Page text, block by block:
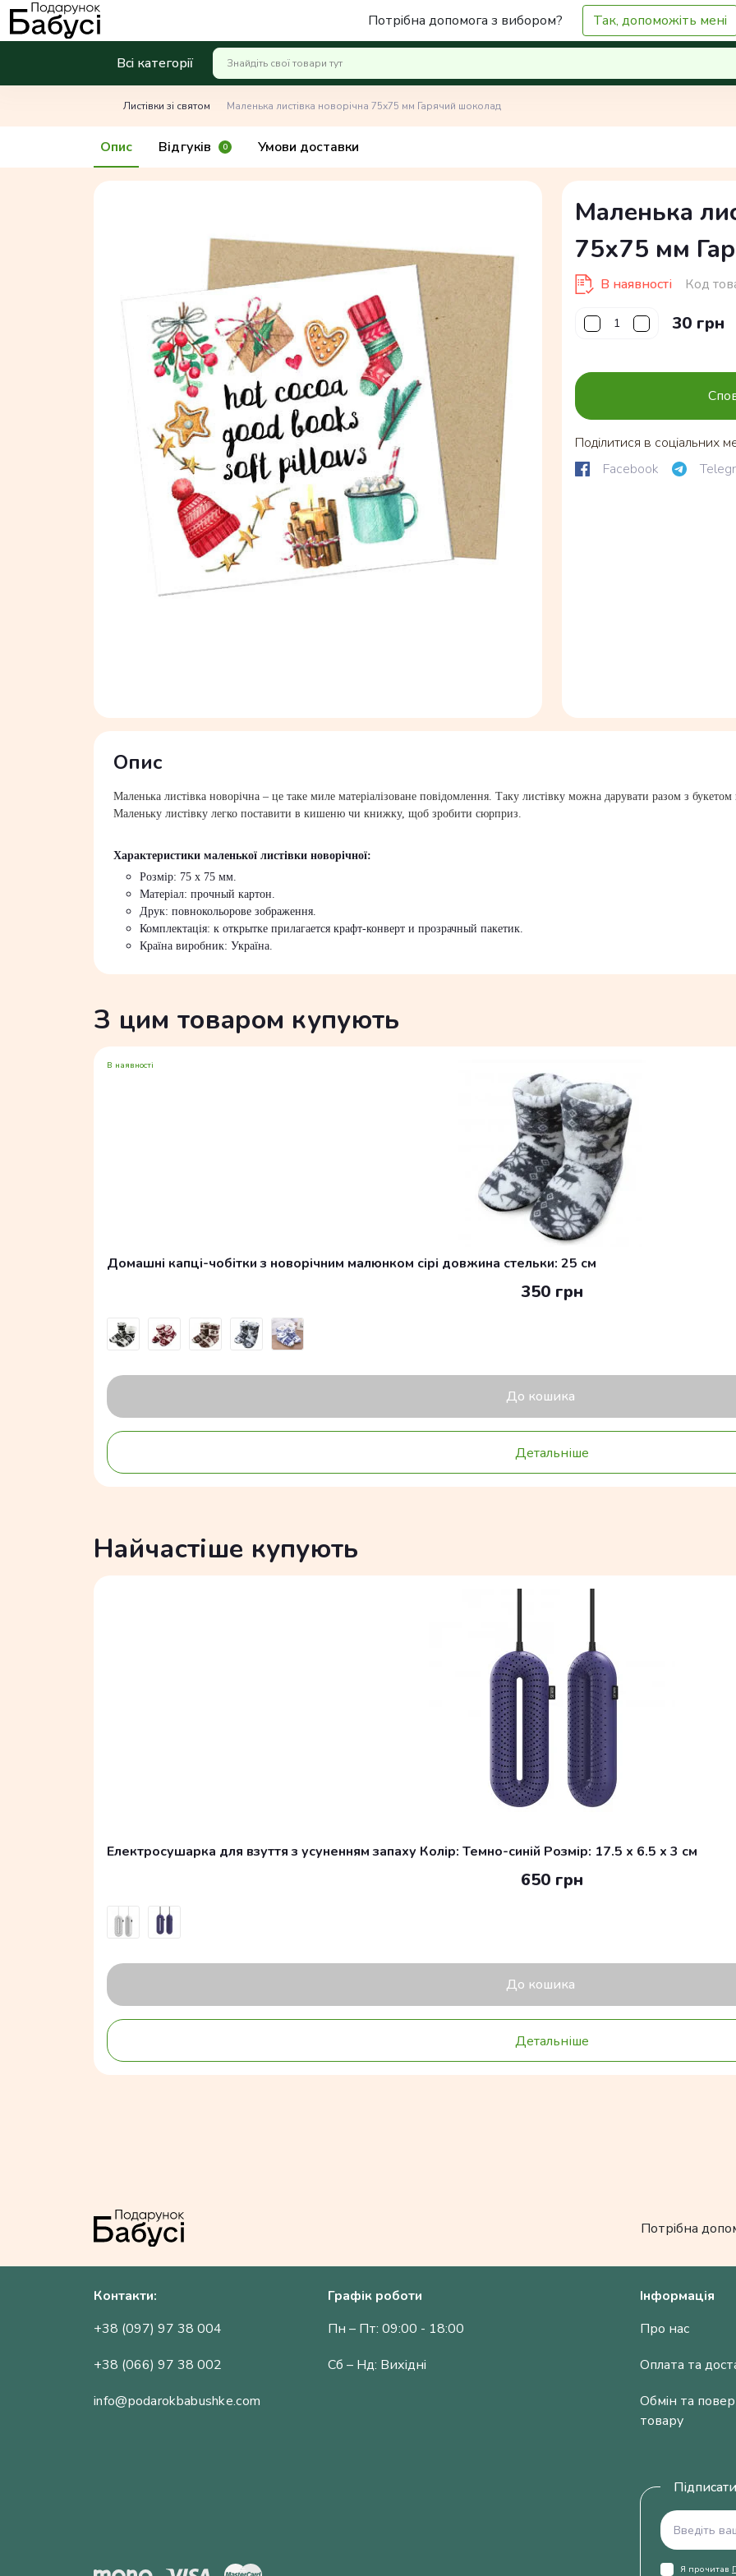
Потрібна допомога з вибором? Так, допоможіть мені
Всі категорії
Листівки зі святом Маленька листівка новорічна 75х75 мм Гарячий шоколад
Опис Відгуків 0 Умови доставки
Маленька
75х75 мм
В наявності Код
30 грн
Поділитися в соціальних
Facebook
Опис
Маленька листівка новорічна – це таке миле матеріалізоване повідомлення. Таку листівку можна дарувати разом з букетом
Маленьку листівку легко поставити в кишеню чи книжку, щоб зробити сюрприз.
Характеристики маленької листівки новорічної:
Розмір: 75 х 75 мм.
Матеріал: прочный картон.
Друк: повнокольорове зображення.
Комплектація: к открытке прилагается крафт-конверт и прозрачный пакетик.
Країна виробник: Україна.
З цим товаром купують
В наявності
Домашні капці-чобітки з новорічним малюнком сірі довжина стельки: 25 см
350 грн
До кошика
Детальніше
Найчастіше купують
Електросушарка для взуття з усуненням запаху Колір: Темно-синій Розмір: 17.5 x 6.5 x 3 см
650 грн
До кошика
Детальніше
Потрібна
Контакти:
+38 (097) 97 38 004
+38 (066) 97 38 002
info@podarokbabushke.com
Графік роботи
Пн – Пт: 09:00 - 18:00
Сб – Нд: Вихідні
Інформація
Про нас
Оплата та
Обмін та
товару
Я прочитав